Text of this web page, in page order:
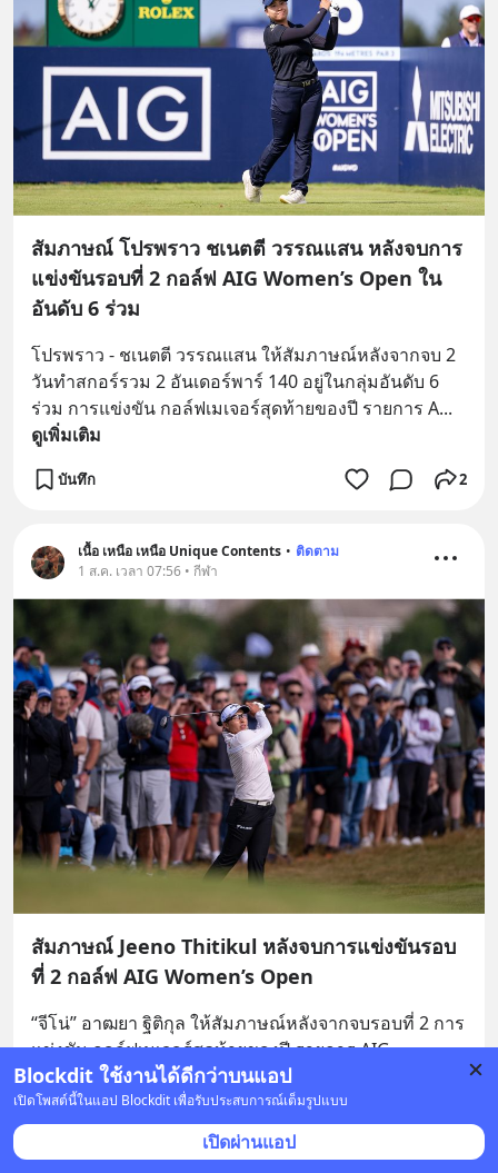
Blockdit ใช้งานได้ดีกว่าบนแอป
เปิดโพสต์นี้ในแอป Blockdit เพื่อรับประสบการณ์เต็มรูปแบบ
เปิดผ่านแอป
สัมภาษณ์ โปรพราว ชเนตตี วรรณแสน หลังจบการ
แข่งขันรอบที่ 2 กอล์ฟ AIG Women’s Open ใน
อันดับ 6 ร่วม
โปรพราว - ชเนตตี วรรณแสน ให้สัมภาษณ์หลังจากจบ 2
วันทำสกอร์รวม 2 อันเดอร์พาร์ 140 อยู่ในกลุ่มอันดับ 6
ร่วม การแข่งขัน กอล์ฟเมเจอร์สุดท้ายของปี รายการ A...
ดูเพิ่มเติม
บันทึก 2
เนื้อ เหนือ เหนือ Unique Contents • ติดตาม
1 ส.ค. เวลา 07:56 • กีฬา
สัมภาษณ์ Jeeno Thitikul หลังจบการแข่งขันรอบ
ที่ 2 กอล์ฟ AIG Women’s Open
“จีโน่” อาฒยา ฐิติกุล ให้สัมภาษณ์หลังจากจบรอบที่ 2 การ
แข่งขัน กอล์ฟเมเจอร์สุดท้ายของปี รายการ AIG
Women’s Open ที่อังกฤษ โดยทำสกอร์รวม 5 อันเดอร์
พาร์... ดูเพิ่มเติม